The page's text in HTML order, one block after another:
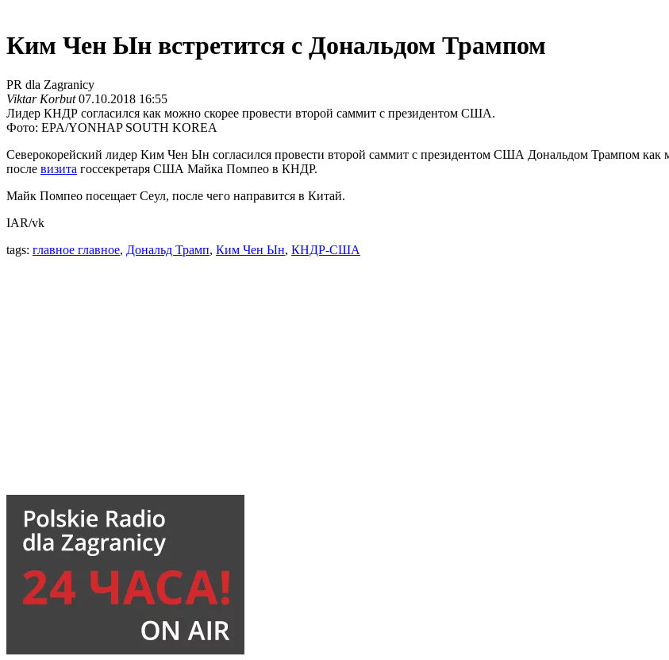
Ким Чен Ын встретится с Дональдом Трампом
PR dla Zagranicy
Viktar Korbut07.10.2018 16:55
Лидер КНДР согласился как можно скорее провести второй саммит с президентом США.
Фото: EPA/YONHAP SOUTH KOREA
Северокорейский лидер Ким Чен Ын согласился провести второй саммит с президентом США Дональдом Трампом
после визита госсекретаря США Майка Помпео в КНДР.
Майк Помпео посещает Сеул, после чего направится в Китай.
IAR/vk
tags: главное главное, Дональд Трамп, Ким Чен Ын, КНДР-США